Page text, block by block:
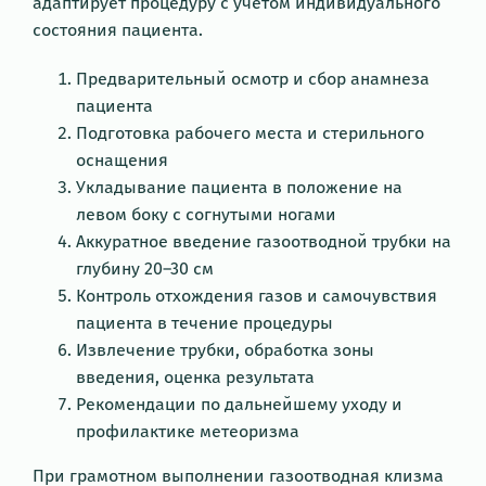
состояния пациента.
Предварительный осмотр и сбор анамнеза
пациента
Подготовка рабочего места и стерильного
оснащения
Укладывание пациента в положение на
левом боку с согнутыми ногами
Аккуратное введение газоотводной трубки на
глубину 20–30 см
Контроль отхождения газов и самочувствия
пациента в течение процедуры
Извлечение трубки, обработка зоны
введения, оценка результата
Рекомендации по дальнейшему уходу и
профилактике метеоризма
При грамотном выполнении газоотводная клизма